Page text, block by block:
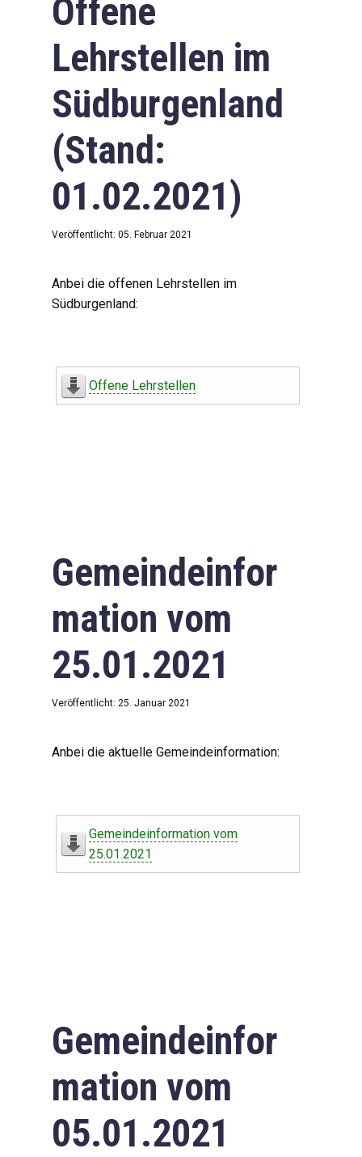
Offene
Lehrstellen im
Südburgenland
(Stand:
01.02.2021)
Veröffentlicht: 05. Februar 2021
Anbei die offenen Lehrstellen im
Südburgenland:
Offene Lehrstellen
Gemeindeinfor
mation vom
25.01.2021
Veröffentlicht: 25. Januar 2021
Anbei die aktuelle Gemeindeinformation:
Gemeindeinformation vom
25.01.2021
Gemeindeinfor
mation vom
05.01.2021